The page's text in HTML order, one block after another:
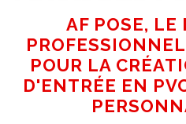
AF POSE, LE
POUR LA
D'ENTRÉE EN